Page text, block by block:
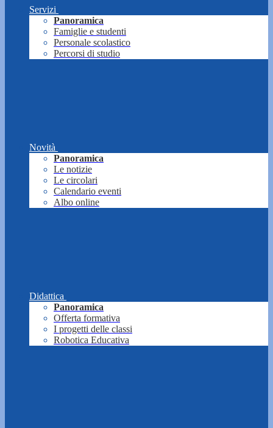
Servizi
Panoramica
Famiglie e studenti
Personale scolastico
Percorsi di studio
Novità
Panoramica
Le notizie
Le circolari
Calendario eventi
Albo online
Didattica
Panoramica
Offerta formativa
I progetti delle classi
Robotica Educativa